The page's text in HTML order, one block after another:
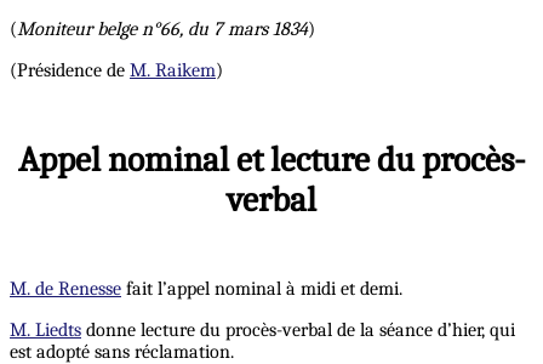
(Moniteur belge n°66, du 7 mars 1834)
(Présidence de M. Raikem)
Appel nominal et lecture du procès-
verbal
M. de Renesse fait l’appel nominal à midi et demi.
M. Liedts donne lecture du procès-verbal de la séance d’hier, qui
est adopté sans réclamation.